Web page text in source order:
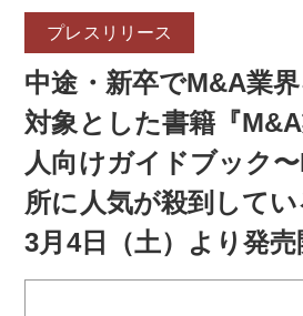
プレスリリース
中途・新卒でM&A業
対象とした書籍『
人向けガイドブック
所に人気が殺到して
3月4日（土）より発売